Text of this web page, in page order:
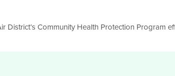
District’s Community Health Protection Program